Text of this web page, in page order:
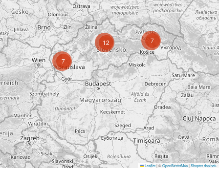
7
7
12
Leaflet|©OpenStreetMap|Shoptet doplnek